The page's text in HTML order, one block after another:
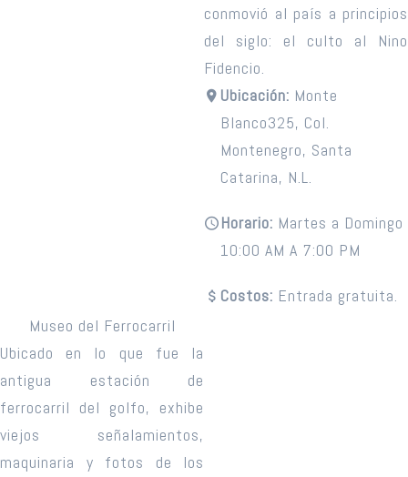
conmovió al país a principios
del siglo: el culto al Nino
Fidencio.
Ubicación: Monte
Blanco325, Col.
Montenegro, Santa
Catarina, N.L.
Horario: Martes a Domingo
10:00 AM A 7:00 PM
Costos: Entrada gratuita.
Museo del Ferrocarril
Ubicado en lo que fue la
antigua estación de
ferrocarril del golfo, exhibe
viejos señalamientos,
maquinaria y fotos de los